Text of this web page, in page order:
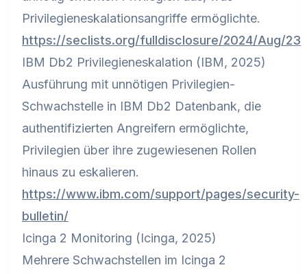
Privilegieneskalationsangriffe ermöglichte.
https://seclists.org/fulldisclosure/2024/Aug/23
IBM Db2 Privilegieneskalation (IBM, 2025)
Ausführung mit unnötigen Privilegien-
Schwachstelle in IBM Db2 Datenbank, die
authentifizierten Angreifern ermöglichte,
Privilegien über ihre zugewiesenen Rollen
hinaus zu eskalieren.
https://www.ibm.com/support/pages/security-
bulletin/
Icinga 2 Monitoring (Icinga, 2025)
Mehrere Schwachstellen im Icinga 2